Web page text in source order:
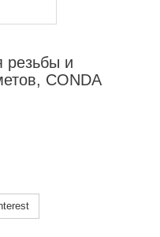
резьбы и
CONDA